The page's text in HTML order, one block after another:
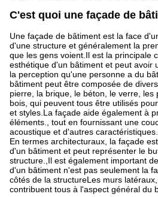
C'est quoi une façade de
Une façade de bâtiment est la face
d'une structure et généralement la
que les gens voient.Il est la principale
esthétique d'un bâtiment et peut avoir
la perception qu'une personne a du
bâtiment peut être composée de
pierre, la brique, le béton, le verre, les
bois, qui peuvent tous être utilisés
et styles.La façade aide également à
éléments., tout en fournissant une
acoustique et d'autres caractéristiques.
En termes architecturaux, la façade
d'un bâtiment et peut représenter le
structure.,Il est également important
d'un bâtiment n'est pas seulement la
côtés de la structureLes murs
contribuent tous à l'aspect général du